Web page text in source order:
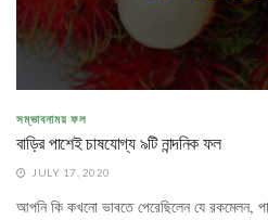
সম্ভাবনাময় ফল
বাড়ির পাশেই চাষযোগ্য ৯টি নান্দনিক ফল
JULY 17, 2020
আপনি কি কখনো ভাবতে পেরেছিলেন যে রকমেলন,